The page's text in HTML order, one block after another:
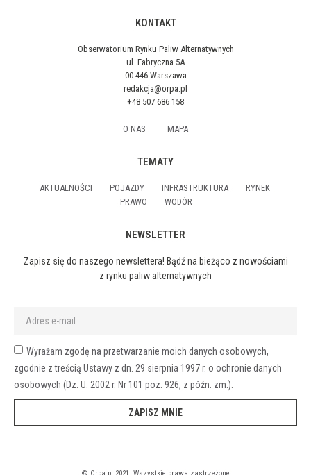
KONTAKT
Obserwatorium Rynku Paliw Alternatywnych
ul. Fabryczna 5A
00-446 Warszawa
redakcja@orpa.pl
+48 507 686 158
O NAS MAPA
TEMATY
AKTUALNOŚCI POJAZDY INFRASTRUKTURA
RYNEK
PRAWO
WODÓR
NEWSLETTER
Zapisz się do naszego newslettera! Bądź na bieżąco z nowościami
z rynku paliw alternatywnych
Wyrażam zgodę na przetwarzanie moich danych osobowych,
zgodnie z treścią Ustawy z dn. 29 sierpnia 1997 r. o ochronie danych
osobowych (Dz. U. 2002 r. Nr 101 poz. 926, z późn. zm.).
ZAPISZ MNIE